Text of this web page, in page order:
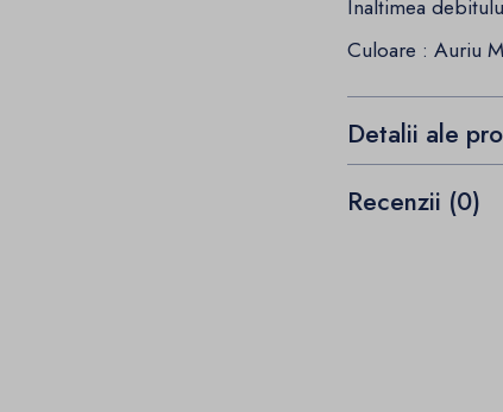
Inaltimea
Culoare : Auriu
Detalii ale
Recenzii (0)